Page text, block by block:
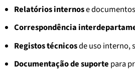
Relatórios internose
Correspondência
Registos técnicosde uso interno,
Documentação de suporte para